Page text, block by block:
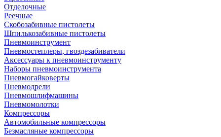
Отделочные
Реечные
Скобозабивные пистолеты
Шпилькозабивные пистолеты
Пневмоинструмент
Пневмостеплеры, гвоздезабиватели
Аксессуары к пневмоинструменту
Наборы пневмоинструмента
Пневмогайковерты
Пневмодрели
Пневмошлифмашины
Пневмомолотки
Компрессоры
Автомобильные компрессоры
Безмасляные компрессоры